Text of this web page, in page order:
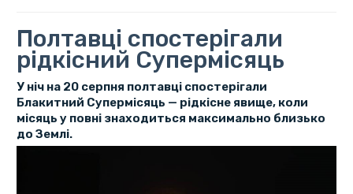
Полтавці спостерігали
рідкісний Супермісяць
У ніч на 20 серпня полтавці спостерігали
Блакитний Супермісяць — рідкісне явище, коли
місяць у повні знаходиться максимально близько
до Землі.